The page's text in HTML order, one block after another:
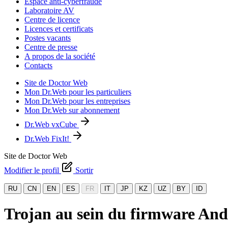
Laboratoire AV
Centre de licence
Licences et certificats
Postes vacants
Centre de presse
A propos de la société
Contacts
Site de Doctor Web
Mon Dr.Web pour les particuliers
Mon Dr.Web pour les entreprises
Mon Dr.Web sur abonnement
Dr.Web vxCube
Dr.Web FixIt!
Site de Doctor Web
Modifier le profil
Sortir
RU CN EN ES FR IT JP KZ UZ BY ID
Trojan au sein du firmware